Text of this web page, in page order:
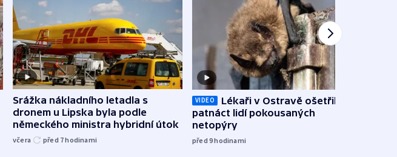
Srážka nákladního letadla s
dronem u Lipska byla podle
německého ministra hybridní útok
včera před 7hodinami
VIDEO
Lékaři v Ostravě ošetřili už
patnáct lidí pokousaných
netopýry
před 9hodinami